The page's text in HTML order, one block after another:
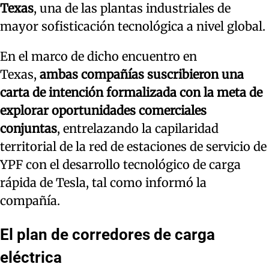
Texas, una de las plantas industriales de
mayor sofisticación tecnológica a nivel global.
En el marco de dicho encuentro en
Texas, ambas compañías suscribieron una
carta de intención formalizada con la meta de
explorar oportunidades comerciales
conjuntas, entrelazando la capilaridad
territorial de la red de estaciones de servicio de
YPF con el desarrollo tecnológico de carga
rápida de Tesla, tal como informó la
compañía.
El plan de corredores de carga
eléctrica